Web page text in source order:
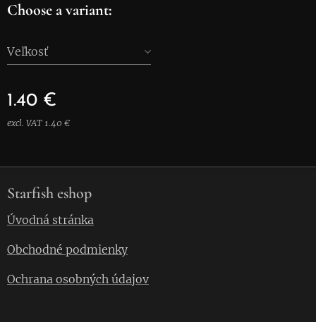
Choose a variant:
Veľkosť
1.40 €
excl. VAT 1.40 €
Starfish eshop
Úvodná stránka
Obchodné podmienky
Ochrana osobných údajov